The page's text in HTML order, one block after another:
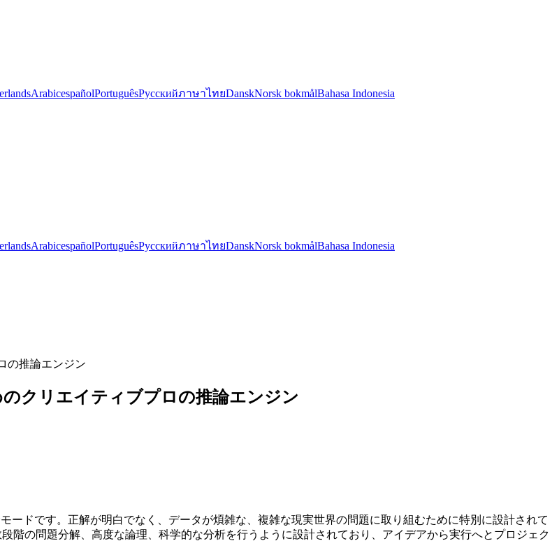
ArabicespañolPortuguêsРусскийภาษาไทยDanskNorsk bokmålBahasa Indonesia
ArabicespañolPortuguêsРусскийภาษาไทยDanskNorsk bokmålBahasa Indonesia
の推論エンジン
クリエイティブプロの推論エンジン
ードです。正解が明白でなく、データが煩雑な、複雑な現実世界の問題に取り組むために特別に設計されて
階の問題分解、高度な論理、科学的な分析を行うように設計されており、アイデアから実行へとプロジェク